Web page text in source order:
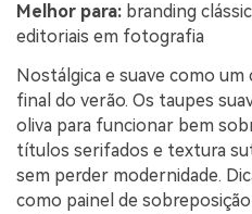
Melhor para: branding
editoriais em fotografia
Nostálgica e suave como
final do verão. Os taupes
oliva para funcionar bem
títulos serifados e textura
sem perder modernidade.
como painel de